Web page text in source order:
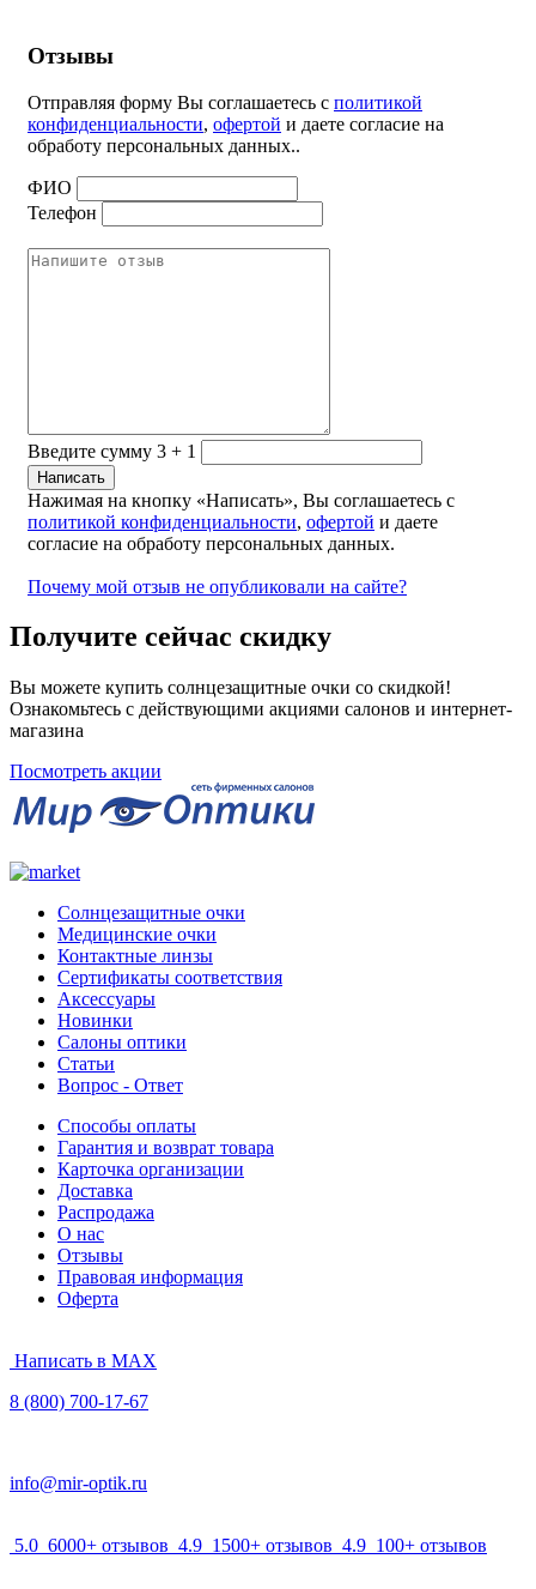
Отзывы
Отправляя форму Вы соглашаетесь с политикой
конфиденциальности, офертой и даете согласие на
обработу персональных данных..
ФИО
Телефон
Введите сумму 3 + 1
Нажимая на кнопку «Написать», Вы соглашаетесь с
политикой конфиденциальности, офертой и даете
согласие на обработу персональных данных.
Почему мой отзыв не опубликовали на сайте?
Получите сейчас скидку
Вы можете купить солнцезащитные очки со скидкой!
Ознакомьтесь с действующими акциями салонов и интернет-
магазина
Посмотреть акции
Солнцезащитные очки
Медицинские очки
Контактные линзы
Сертификаты соответствия
Аксессуары
Новинки
Салоны оптики
Статьи
Вопрос - Ответ
Способы оплаты
Гарантия и возврат товара
Карточка организации
Доставка
Распродажа
О нас
Отзывы
Правовая информация
Оферта
Написать в MAX
8 (800) 700-17-67
info@mir-optik.ru
5.0 6000+ отзывов 4.9 1500+ отзывов 4.9 100+ отзывов